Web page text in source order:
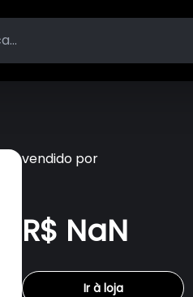
vendido por
R$ NaN
Ir à loja